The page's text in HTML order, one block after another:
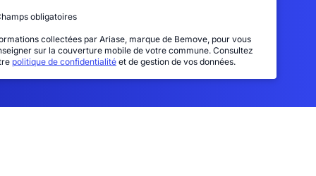
obligatoires
collectées par Ariase, marque de Bemove, pour vous
sur la couverture mobile de votre commune. Consultez
politique de confidentialité et de gestion de vos données.